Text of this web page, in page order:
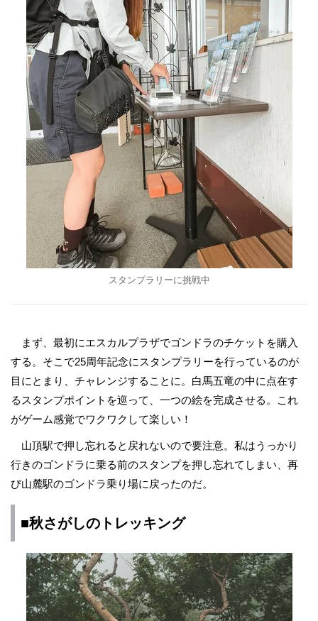
スタンプラリーに挑戦中
まず、最初にエスカルプラザでゴンドラのチケットを購入
する。そこで25周年記念にスタンプラリーを行っているのが
目にとまり、チャレンジすることに。白馬五竜の中に点在す
るスタンプポイントを巡って、一つの絵を完成させる。これ
がゲーム感覚でワクワクして楽しい！
山頂駅で押し忘れると戻れないので要注意。私はうっかり
行きのゴンドラに乗る前のスタンプを押し忘れてしまい、再
び山麓駅のゴンドラ乗り場に戻ったのだ。
■秋さがしのトレッキング